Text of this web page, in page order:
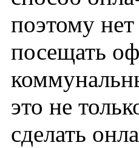
поэтому
посещать
это не
сделать